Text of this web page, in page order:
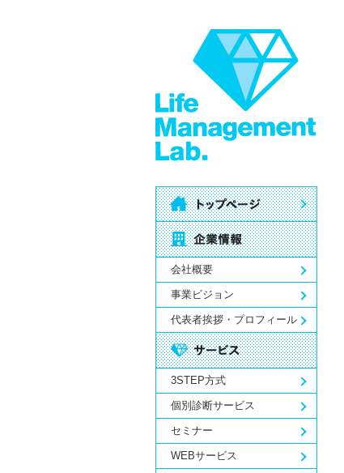
会社概要
事業ビジョン
代表者挨拶・プロフィール
3STEP方式
個別診断サービス
セミナー
WEBサービス